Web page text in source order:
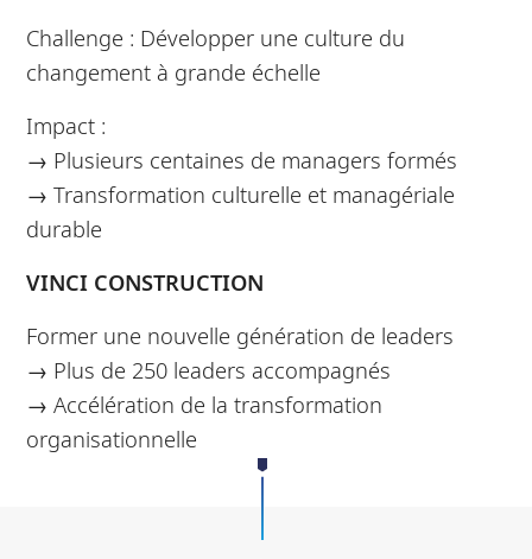
Challenge : Développer une culture du
changement à grande échelle
Impact :
→ Plusieurs centaines de managers formés
→ Transformation culturelle et managériale
durable
VINCI CONSTRUCTION
Former une nouvelle génération de leaders
→ Plus de 250 leaders accompagnés
→ Accélération de la transformation
organisationnelle